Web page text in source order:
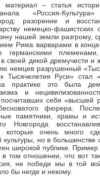
– статья
«Россия-
разорение и
немецко-фашистских
нашей земли разгрому,
Рима варварами в конце
германскими
своей дикой дремучести и
немцев разрушенный
Тысячелетия Руси» стал
практике это была
и
себя «высшей
фюрера.
памятники, храмы и
Новгорода
которые очень много
культуры, но в большинстве
широкой публике. Пример
том отношении, что вот
не победи мы в той
бы негде и некому.